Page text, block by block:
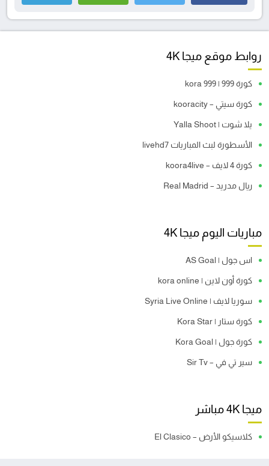
روابط موقع ميجا 4K
كورة 999 | kora 999
كورة سيتي – kooracity
يلا شوت | Yalla Shoot
الأسطورة لبث المباريات livehd7
كورة 4 لايف – koora4live
ريال مدريد – Real Madrid
مباريات اليوم ميجا 4K
اس جول | AS Goal
كورة أون لاين | kora online
سوريا لايف | Syria Live Online
كورة ستار | Kora Star
كورة جول | Kora Goal
سير تي في – Sir Tv
ميجا 4K مباشر
كلاسيكو الأرض – El Clasico